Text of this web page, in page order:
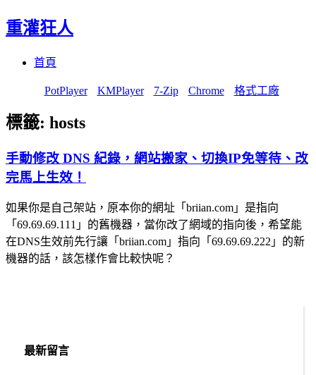
重灌狂人
首頁
PotPlayer KMPlayer 7-Zip Chrome 格式工廠
標籤: hosts
手動修改 DNS 紀錄，網站搬家、切換IP免等待、改
完馬上生效！
如果你是自己架站，原本你的網址「briian.com」是指向
「69.69.69.111」的舊機器，當你改了網域的指向後，希望能
在DNS生效前先行讓「briian.com」指向「69.69.69.222」的新
機器的話，該怎樣作會比較快呢？
最新留言